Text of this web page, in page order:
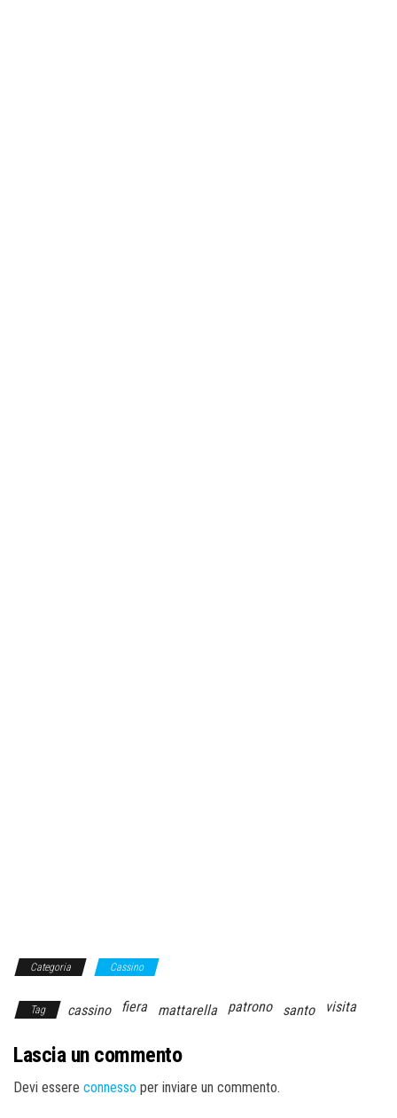
Categoria Cassino
Tag cassino fiera mattarella patrono santo visita
Lascia un commento
Devi essere connesso per inviare un commento.